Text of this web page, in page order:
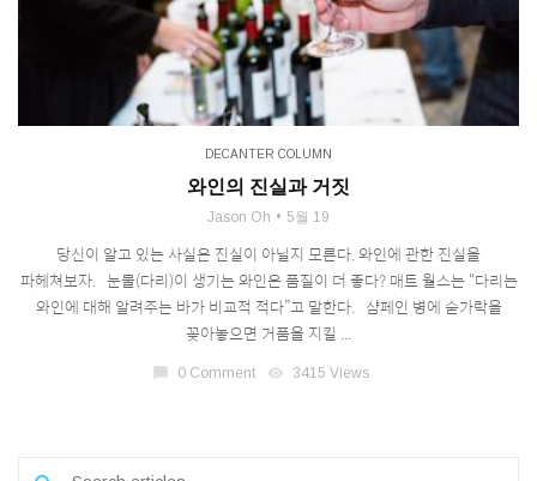
DECANTER COLUMN
와인의 진실과 거짓
Jason Oh 5월 19
당신이 알고 있는 사실은 진실이 아닐지 모른다. 와인에 관한 진실을
파헤쳐보자. 눈물(다리)이 생기는 와인은 품질이 더 좋다? 매트 월스는 “다리는
와인에 대해 알려주는 바가 비교적 적다”고 말한다. 샴페인 병에 숟가락을
꽂아놓으면 거품을 지킬 ...
chat_bubble 0 Comment visibility 3415 Views